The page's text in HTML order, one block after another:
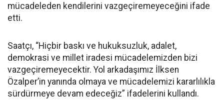
mücadeleden kendilerini vazgeçiremeyeceğini ifade
etti.
Saatçı, “Hiçbir baskı ve hukuksuzluk, adalet,
demokrasi ve millet iradesi mücadelemizden bizi
vazgeçiremeyecektir. Yol arkadaşımız İlksen
Özalper’in yanında olmaya ve mücadelemizi kararlılıkla
sürdürmeye devam edeceğiz” ifadelerini kullandı.